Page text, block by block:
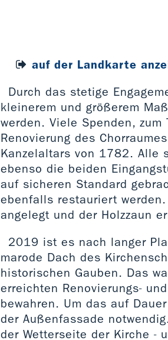
auf der Landkarte
Durch das stetige
kleinerem und größerem
werden. Viele Spenden,
Renovierung des
Kanzelaltars von 1782. Alle
ebenso die beiden
auf sicheren Standard
ebenfalls restauriert
angelegt und der Holzzaun
2019 ist es nach langer
marode Dach des
historischen Gauben. Das
erreichten Renovierungs-
bewahren. Um das auf
der Außenfassade
der Wetterseite der Kirche -